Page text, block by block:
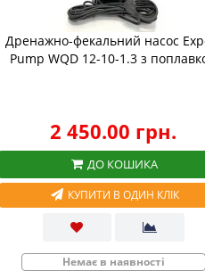
Дренажно-фекальний насос
Pump WQD 12-10-1.3 з
2 450.00 грн.
ДО КОШИКА
КУПИТИ В ОДИН КЛІК
Немає в наявності